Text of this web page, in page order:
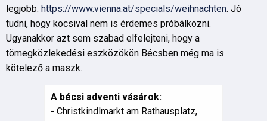
legjobb: https://www.vienna.at/specials/weihnachten. Jó
tudni, hogy kocsival nem is érdemes próbálkozni.
Ugyanakkor azt sem szabad elfelejteni, hogy a
tömegközlekedési eszközökön Bécsben még ma is
kötelező a maszk.
A bécsi adventi vásárok:
- Christkindlmarkt am Rathausplatz,